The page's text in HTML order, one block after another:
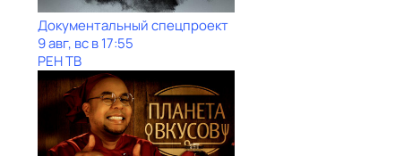
Документальный спецпроект
9 авг, вс в 17:55
РЕН ТВ